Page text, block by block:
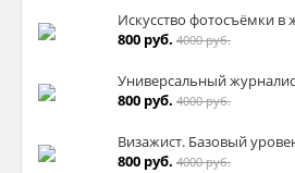
Искусство фотосъёмки в
800 руб. 4000 руб.
Универсальный
800 руб. 4000 руб.
Визажист. Базовый
800 руб. 4000 руб.